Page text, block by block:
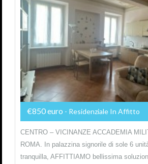
€850 euro - Residenziale In Affitto
CENTRO – VICINANZE ACCADEMIA
ROMA. In palazzina signorile di sole 6
tranquilla, AFFITTIAMO bellissima